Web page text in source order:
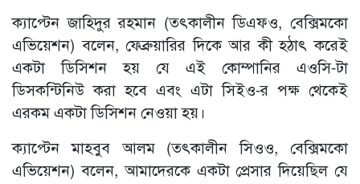
ক্যাপ্টেন জাহিদুর রহমান (তৎকালীন ডিএফও, বেক্সিমকো
এভিয়েশন) বলেন, ফেব্রুয়ারির দিকে আর কী হঠাৎ করেই
একটা ডিসিশন হয় যে এই কোম্পানির এওসি-টা
ডিসকন্টিনিউ করা হবে এবং এটা সিইও-র পক্ষ থেকেই
এরকম একটা ডিসিশন নেওয়া হয়।
ক্যাপ্টেন মাহবুব আলম (তৎকালীন সিওও, বেক্সিমকো
এভিয়েশন) বলেন, আমাদেরকে একটা প্রেসার দিয়েছিল যে